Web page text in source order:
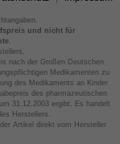
und nicht für
nach der Großen Deutschen
Medikamenten zu
des Medikaments an Kinder
des pharmazeutischen
31.12.2003 ergibt. Es handelt
Herstellers.
Artikel direkt vom Hersteller